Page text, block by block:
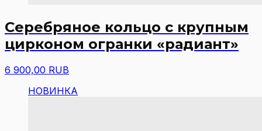
Серебряное кольцо с крупным
цирконом огранки «радиант»
6 900,00 RUB
НОВИНКА